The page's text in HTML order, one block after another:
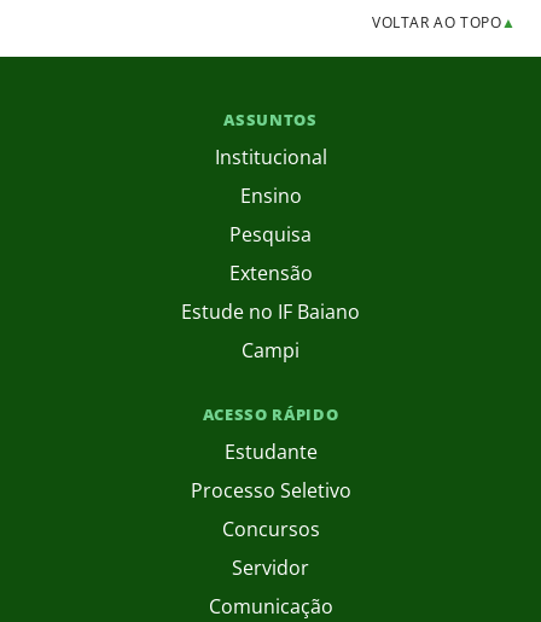
VOLTAR AO TOPO▲
ASSUNTOS
Institucional
Ensino
Pesquisa
Extensão
Estude no IF Baiano
Campi
ACESSO RÁPIDO
Estudante
Processo Seletivo
Concursos
Servidor
Comunicação